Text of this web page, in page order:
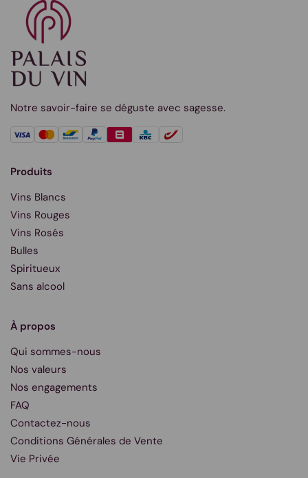
Notre savoir-faire se déguste avec sagesse.
Produits
Vins Blancs
Vins Rouges
Vins Rosés
Bulles
Spiritueux
Sans alcool
À propos
Qui sommes-nous
Nos valeurs
Nos engagements
FAQ
Contactez-nous
Conditions Générales de Vente
Vie Privée